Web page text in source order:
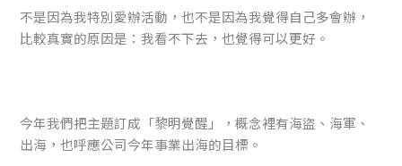
不是因為我特別愛辦活動，也不是因為我覺得自己多會辦，
比較真實的原因是：我看不下去，也覺得可以更好。
今年我們把主題訂成「黎明覺醒」，概念裡有海盜、海軍、
出海，也呼應公司今年事業出海的目標。